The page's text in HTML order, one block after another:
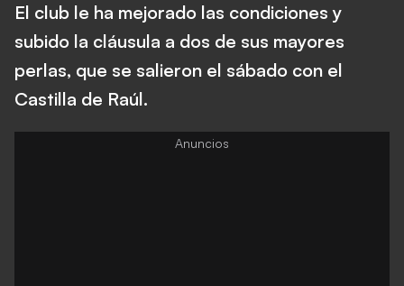
El club le ha mejorado las condiciones y
subido la cláusula a dos de sus mayores
perlas, que se salieron el sábado con el
Castilla de Raúl.